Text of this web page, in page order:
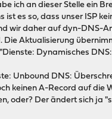
ich an dieser Stelle ein
ist es so, dass unser ISP
wir daher auf dyn-DNS-
Die Aktualisierung
Dynamisches DNS:
Unbound DNS:
keinen A-Record auf die
oder? Der ändert sich ja